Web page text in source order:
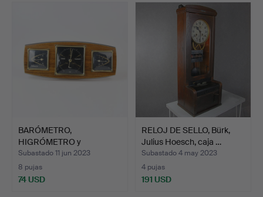
BARÓMETRO,
HIGRÓMETRO y
TERMÓMETRO, vidrio…
Subastado 11 jun 2023
8 pujas
74 USD
RELOJ DE SELLO, Bürk,
Julius Hoesch, caja …
Subastado 4 may 2023
4 pujas
191 USD